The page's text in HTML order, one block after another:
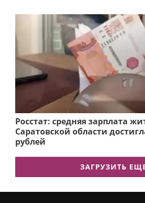
Росстат: средняя зарплата
Саратовской области
рублей
ЗАГРУЗИТЬ